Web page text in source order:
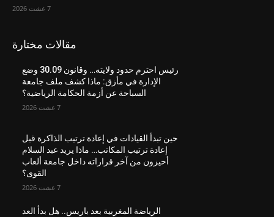
7 غشت 2026
مقالات مختارة
رئيس احترم حدود ولايته… وقانون 30.09 وضع
الإدارة في مأزق: ماذا كشف ملف جامعة
السباحة عن أزمة الحكامة الرياضية؟
7 غشت 2026
حين تبدأ القيادات في إعادة ترتيب الذاكرة قبل
إعادة ترتيب المكاتب… ماذا يريد عبد السلام
أحيزون من آخر قراراته داخل جامعة ألعاب
القوى؟
7 غشت 2026
الرياضة المغربية بعد باريس.. هل بدأ العد